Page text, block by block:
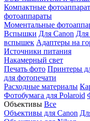
Компактные
фотоаппараты
Моментальные
Вспышки Для Canon
вспышек Адаптеры на
Источники питания
Накамерный свет
Печать фото Принтеры
для фотопечати
Расходные материалы
Фотобумага для Polaroid
Объективы Все
Объективы для Canon